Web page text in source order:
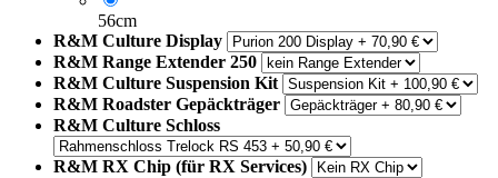
56cm
R&M Culture Display
R&M Range Extender 250
R&M Culture Suspension Kit
R&M Roadster Gepäckträger
R&M Culture Schloss
R&M RX Chip (für RX Services)